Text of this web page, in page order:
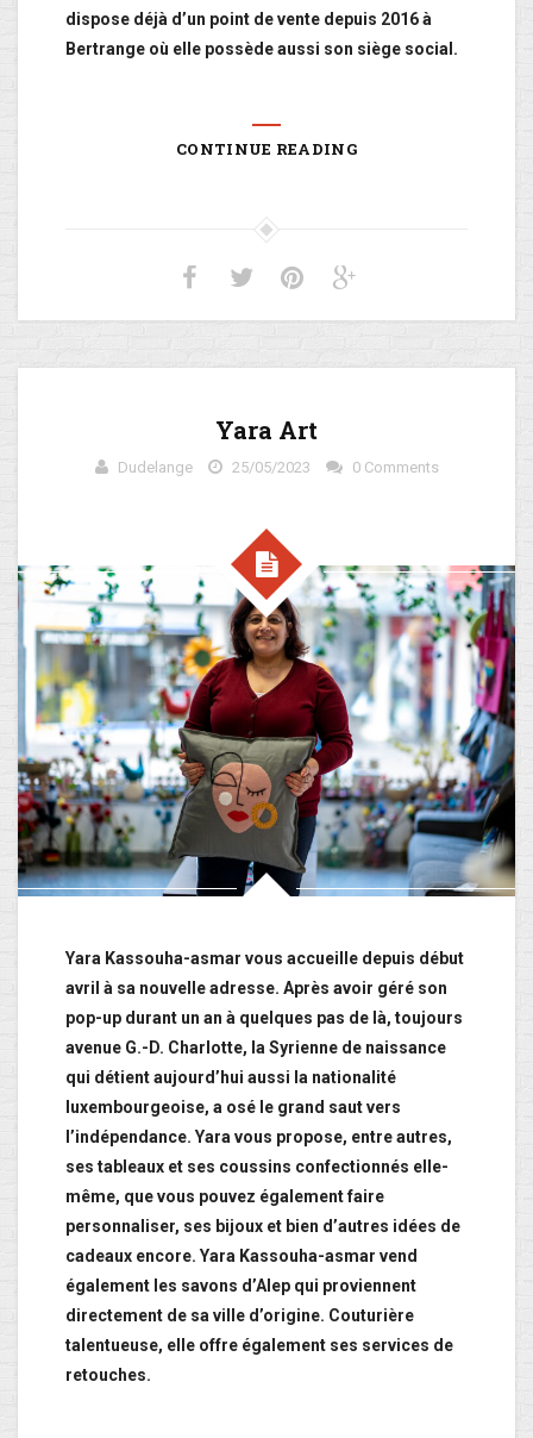
dispose déjà d’un point de vente depuis 2016 à
Bertrange où elle possède aussi son siège social.
CONTINUE READING
Yara Art
Dudelange 25/05/2023 0 Comments
Yara Kassouha-asmar vous accueille depuis début
avril à sa nouvelle adresse. Après avoir géré son
pop-up durant un an à quelques pas de là, toujours
avenue G.-D. Charlotte, la Syrienne de naissance
qui détient aujourd’hui aussi la nationalité
luxembourgeoise, a osé le grand saut vers
l’indépendance. Yara vous propose, entre autres,
ses tableaux et ses coussins confectionnés elle-
même, que vous pouvez également faire
personnaliser, ses bijoux et bien d’autres idées de
cadeaux encore. Yara Kassouha-asmar vend
également les savons d’Alep qui proviennent
directement de sa ville d’origine. Couturière
talentueuse, elle offre également ses services de
retouches.